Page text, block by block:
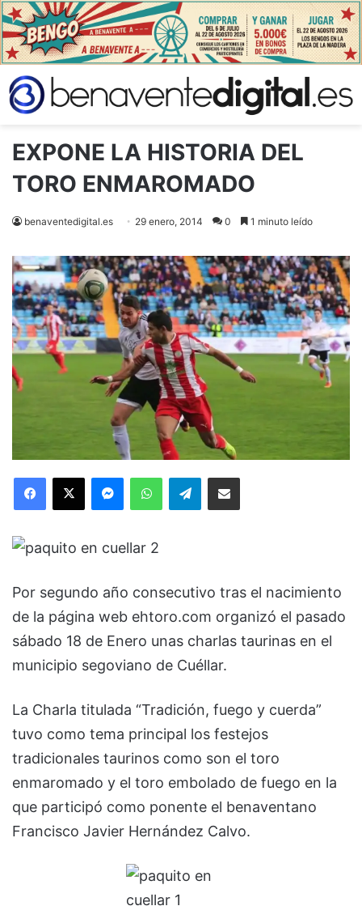
EXPONE LA HISTORIA DEL
TORO ENMAROMADO
benaventedigital.es 29 enero, 2014 0 1 minuto leído
Telegram
Por segundo año consecutivo tras el nacimiento
de la página web ehtoro.com organizó el pasado
sábado 18 de Enero unas charlas taurinas en el
municipio segoviano de Cuéllar.
La Charla titulada “Tradición, fuego y cuerda”
tuvo como tema principal los festejos
tradicionales taurinos como son el toro
enmaromado y el toro embolado de fuego en la
que participó como ponente el benaventano
Francisco Javier Hernández Calvo.